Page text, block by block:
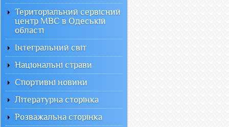
Територіальний сервісний
центр МВС в Одеській
області
Інтегральний світ
Національні страви
Спортивні новини
Літературна сторінка
Розважальна сторінка